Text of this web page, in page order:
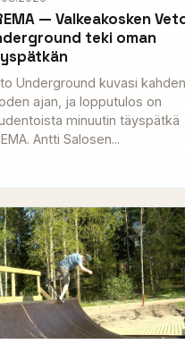
— Valkeakosken
teki oman
Underground kuvasi kahden
ajan, ja lopputulos on
minuutin täyspätkä
Antti Salosen...